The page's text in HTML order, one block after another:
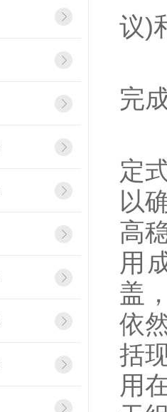
议)
完
定
以
高
用
盖
依
括
用